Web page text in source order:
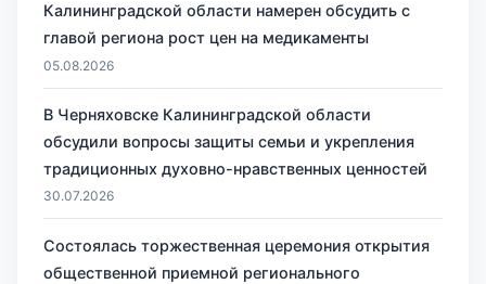
Калининградской области намерен обсудить с
главой региона рост цен на медикаменты
05.08.2026
В Черняховске Калининградской области
обсудили вопросы защиты семьи и укрепления
традиционных духовно-нравственных ценностей
30.07.2026
Состоялась торжественная церемония открытия
общественной приемной регионального